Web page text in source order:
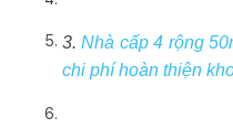
3.Nhà cấp 4 rộng
chi phí hoàn thiện